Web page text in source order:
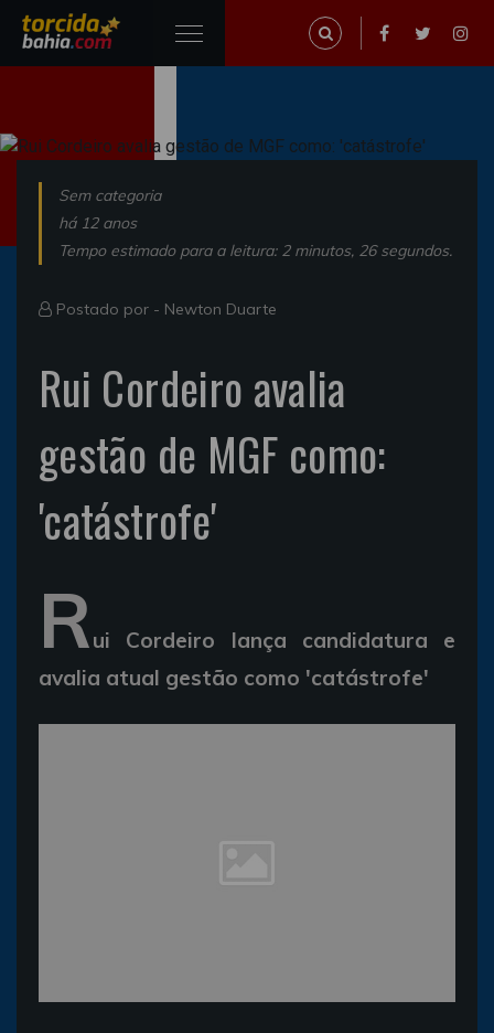
Sem categoria
há 12 anos
Tempo estimado para a leitura: 2 minutos, 26 segundos.
Postado por - Newton Duarte
Rui Cordeiro avalia
gestão de MGF como:
'catástrofe'
Rui Cordeiro lança candidatura e
avalia atual gestão como 'catástrofe'